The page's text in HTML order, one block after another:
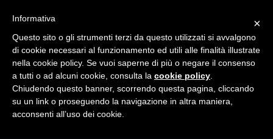
×
Informativa
Questo sito o gli strumenti terzi da questo utilizzati si avvalgono
di cookie necessari al funzionamento ed utili alle finalità illustrate
nella cookie policy. Se vuoi saperne di più o negare il consenso
a tutti o ad alcuni cookie, consulta la cookie policy
Chiudendo questo banner, scorrendo questa pagina, cliccando
su un link o proseguendo la navigazione in altra maniera,
acconsenti all’uso dei cookie.